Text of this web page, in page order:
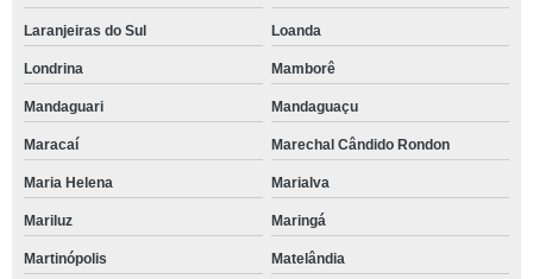
Laranjeiras do Sul Loanda
Londrina Mamborê
Mandaguari Mandaguaçu
Maracaí Marechal Cândido Rondon
Maria Helena Marialva
Mariluz Maringá
Martinópolis Matelândia